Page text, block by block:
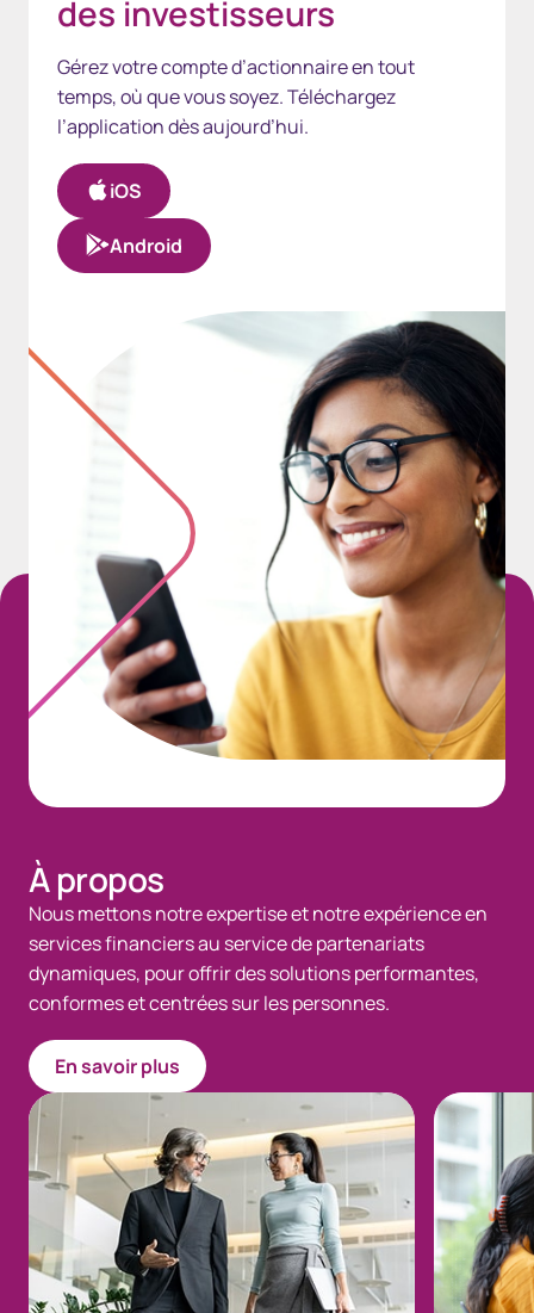
des investisseurs
Gérez votre compte d’actionnaire en tout
temps, où que vous soyez. Téléchargez
l’application dès aujourd’hui.
iOS
Android
À propos
Nous mettons notre expertise et notre expérience en
services financiers au service de partenariats
dynamiques, pour offrir des solutions performantes,
conformes et centrées sur les personnes.
En savoir plus